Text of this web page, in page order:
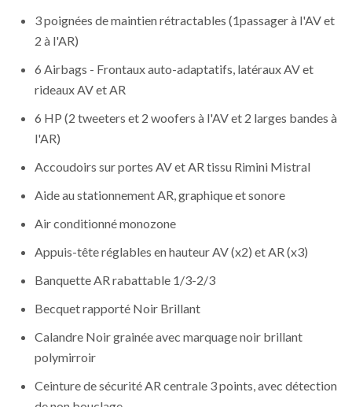
3 poignées de maintien rétractables (1passager à l'AV et
2 à l'AR)
6 Airbags - Frontaux auto-adaptatifs, latéraux AV et
rideaux AV et AR
6 HP (2 tweeters et 2 woofers à l'AV et 2 larges bandes à
l'AR)
Accoudoirs sur portes AV et AR tissu Rimini Mistral
Aide au stationnement AR, graphique et sonore
Air conditionné monozone
Appuis-tête réglables en hauteur AV (x2) et AR (x3)
Banquette AR rabattable 1/3-2/3
Becquet rapporté Noir Brillant
Calandre Noir grainée avec marquage noir brillant
polymirroir
Ceinture de sécurité AR centrale 3 points, avec détection